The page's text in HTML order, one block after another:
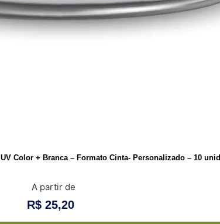
Color + Branca – Formato Cinta- Personalizado – 10 unid
A partir de
R$25,20